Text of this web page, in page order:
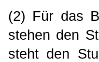
(2) Für das
stehen den
steht den